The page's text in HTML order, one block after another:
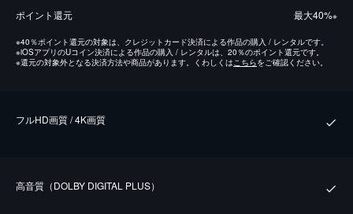
ポイント還元 最⼤40%※
※40％ポイント還元の対象は、クレジットカード決済による作品の購入 / レンタルです。
※iOSアプリのUコイン決済による作品の購入 / レンタルは、20％のポイント還元です。
※還元の対象外となる決済方法や商品があります。くわしくはこちらをご確認ください。
フルHD画質 / 4K画質
⾼⾳質（DOLBY DIGITAL PLUS）